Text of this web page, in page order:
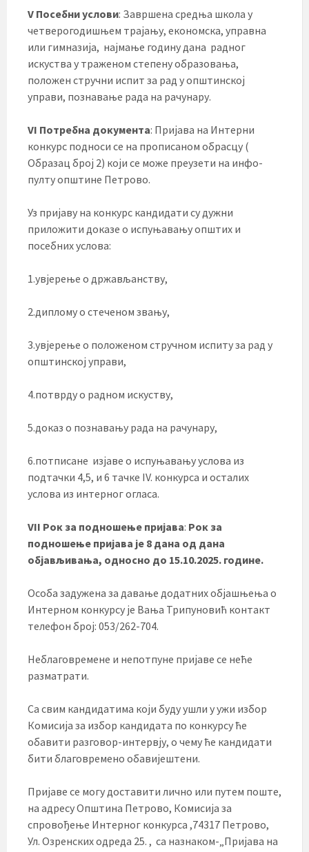
V Посебни услови: Завршена средња школа у
четверогодишњем трајању, економска, управна
или гимназија, најмање годину дана радног
искуства у траженом степену образовања,
положен стручни испит за рад у општинској
управи, познавање рада на рачунару.
VI Потребна документа: Пријава на Интерни
конкурс подноси се на прописаном обрасцу (
Образац број 2) који се може преузети на инфо-
пулту општине Петрово.
Уз пријаву на конкурс кандидати су дужни
приложити доказе о испуњавању општих и
посебних услова:
1.увјерење о држављанству,
2.диплому о стеченом звању,
3.увјерење о положеном стручном испиту за рад у
општинској управи,
4.потврду о радном искуству,
5.доказ о познавању рада на рачунару,
6.потписане изјаве о испуњавању услова из
подтачки 4,5, и 6 тачке IV. конкурса и осталих
услова из интерног огласа.
VII Рок за подношење пријава: Рок за
подношење пријава је 8 дана од дана
објављивања, односно до 15.10.2025. године.
Особа задужена за давање додатних објашњења о
Интерном конкурсу је Вања Трипуновић контакт
телефон број: 053/262-704.
Неблаговремене и непотпуне пријаве се неће
разматрати.
Са свим кандидатима који буду ушли у ужи избор
Комисија за избор кандидата по конкурсу ће
обавити разговор-интервју, о чему ће кандидати
бити благовремено обавијештени.
Пријаве се могу доставити лично или путем поште,
на адресу Општина Петрово, Комисија за
спровођење Интерног конкурса ,74317 Петрово,
Ул. Озренских одреда 25. , са назнаком-„Пријава на